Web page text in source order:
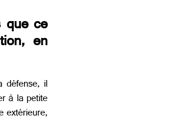
que ce
en
défense, il
à la petite
extérieure,